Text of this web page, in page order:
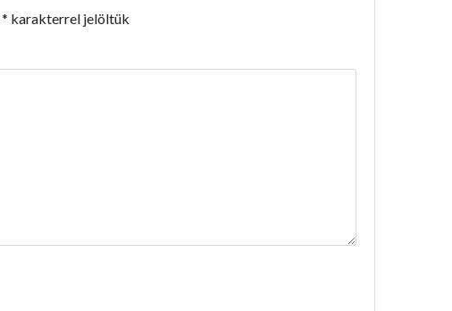
* karakterrel jelöltük